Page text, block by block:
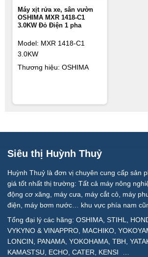
Máy xịt rửa xe, sân vườn
OSHIMA MXR 1418-C1
3.0KW Đỏ Điện 1 pha
Model: MXR 1418-C1
3.0KW
Thương hiệu: OSHIMA
Siêu thị Huỳnh Thuỷ
Huỳnh Thuỷ là đơn vị chuyên cung cấp sản
giá tốt nhất thị trường: Tất cả máy nông
động cơ xăng, máy cưa, máy cắt cỏ, máy
điện, máy bơm nước… khu vực phía nam
Tổng đại lý các hãng: OSHIMA, STIHL,
VYKYNO & VINAPPRO, MACHIKO,
LONCIN, PANAMA, YOKOHAMA, TBH,
KAMASTSU, ECHO, CATER, KENSI …